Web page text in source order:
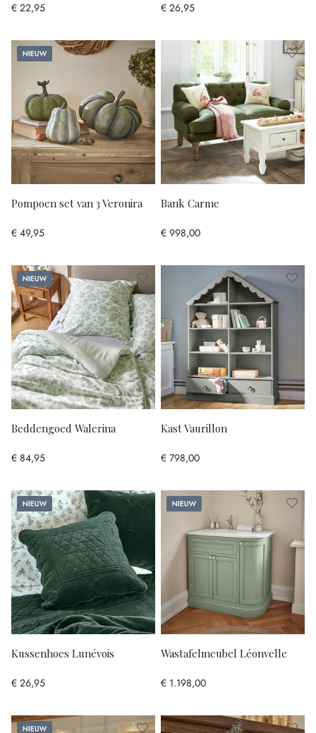
€ 22,95 € 26,95
Nieuw
Pompoen set van 3 Veronira
€ 49,95
Bank Carme
€ 998,00
Nieuw
Beddengoed Walerina
€ 84,95
Kast Vaurillon
€ 798,00
Nieuw
Kussenhoes Lunévois
€ 26,95
Nieuw
Wastafelmeubel Léonvelle
€ 1.198,00
Nieuw